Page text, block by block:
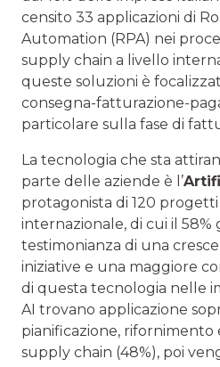
censito 33 applicazioni di
Automation (RPA) nei
supply chain a livello
queste soluzioni è
consegna-fatturazione-
particolare sulla fase di
La tecnologia che sta
parte delle aziende è l’
protagonista di 120
internazionale, di cui il 58%
testimonianza di una
iniziative e una maggiore
di questa tecnologia nelle
AI trovano applicazione
pianificazione,
supply chain (48%), poi